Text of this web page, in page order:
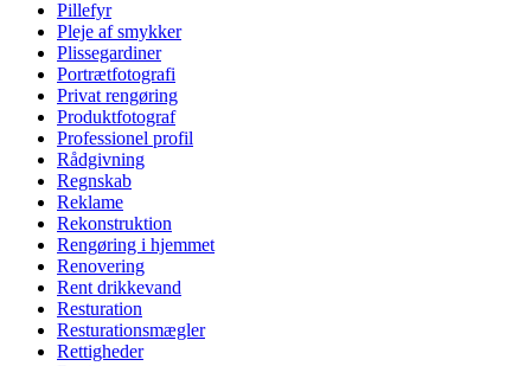
Pillefyr
Pleje af smykker
Plissegardiner
Portrætfotografi
Privat rengøring
Produktfotograf
Professionel profil
Rådgivning
Regnskab
Reklame
Rekonstruktion
Rengøring i hjemmet
Renovering
Rent drikkevand
Resturation
Resturationsmægler
Rettigheder